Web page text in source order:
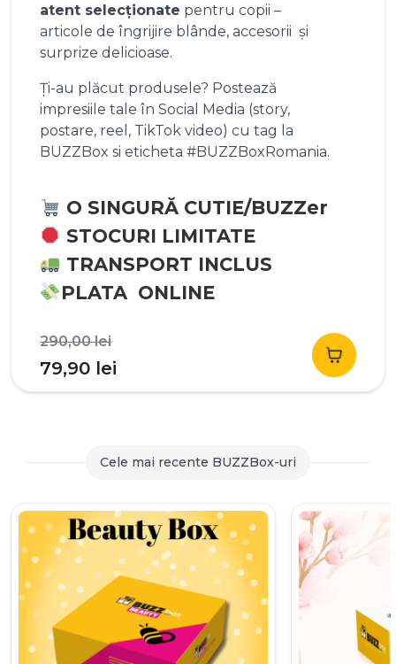
atent selecționate pentru copii –
articole de îngrijire blânde, accesorii și
surprize delicioase.
Ți-au plăcut produsele? Postează
impresiile tale în Social Media (story,
postare, reel, TikTok video) cu tag la
BUZZBox si eticheta #BUZZBoxRomania.
O SINGURĂ CUTIE/BUZZer
STOCURI LIMITATE
TRANSPORT INCLUS
PLATA ONLINE
290,00leiPrețul
inițial
a
290,00 lei.
79,90 lei
curent
79,90 lei.
Cele mai recente BUZZBox-uri